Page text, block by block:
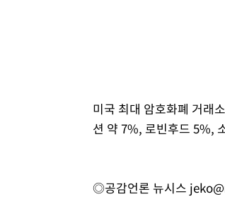
미국 최대 암호화폐 거래
션 약 7%, 로빈후드 5%,
◎공감언론 뉴시스